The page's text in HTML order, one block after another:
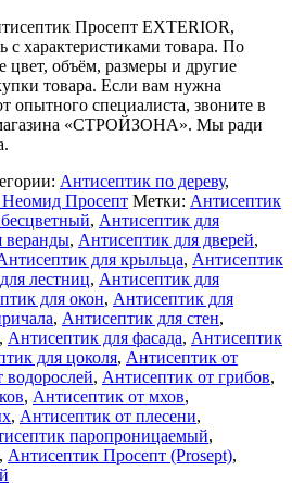
Просепт EXTERIOR,
с характеристиками товара. По
цвет, объём, размеры и другие
товара. Если вам нужна
опытного специалиста, звоните в
магазина «СТРОЙЗОНА». Мы ради
Антисептик по дереву,
Неомид Просепт Метки: Антисептик
, Антисептик для
веранды, Антисептик для дверей,
для крыльца, Антисептик
лестниц, Антисептик для
для окон, Антисептик для
, Антисептик для стен,
, Антисептик для фасада, Антисептик
для цоколя, Антисептик от
водорослей, Антисептик от грибов,
, Антисептик от мхов,
, Антисептик от плесени,
паропроницаемый,
, Антисептик Просепт (Prosept),